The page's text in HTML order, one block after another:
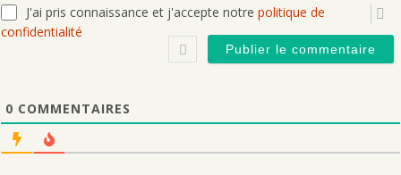
J'ai pris connaissance et j'accepte notre politique de
confidentialité
0 COMMENTAIRES